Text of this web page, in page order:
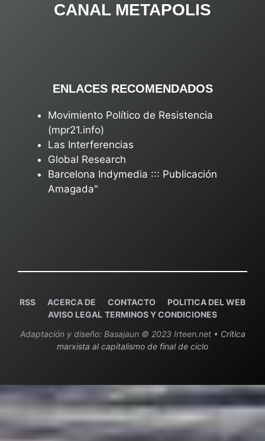
CANAL METAPOLIS
ENLACES RECOMENDADOS
Movimiento Político de Resistencia
(mpr21.info)
Las Interferencias
Global Research
Barcelona Indymedia ::: Publicación
Amagada"
RSS ACERCA DE CONTACTO
POLITICA DEL WEB
AVISO LEGAL TERMINOS Y CONDICIONES
Adaptación y diseño: Basajaun © 2023 Irteen.net • Crítica
marxista al capitalismo de final de ciclo